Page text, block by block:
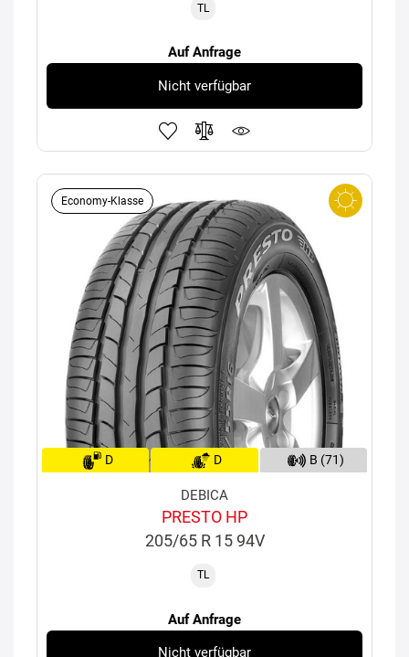
TL
Auf Anfrage
Nicht verfügbar
Economy-Klasse
D D B (71)
DEBICA
PRESTO HP
205/65 R 15 94V
TL
Auf Anfrage
Nicht verfügbar